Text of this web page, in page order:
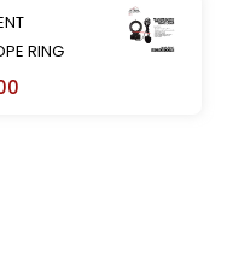
RING